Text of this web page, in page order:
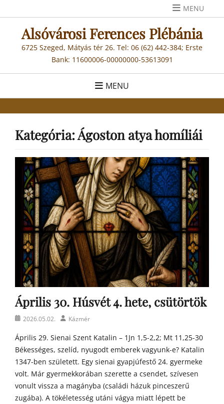
to
content
MENU
Alsóvárosi Ferences Plébánia
6725 Szeged, Mátyás tér 26. Tel: 06 (62) 442-384; Erste
Bank: 11600006-00000000-53613091
MENU
Kategória:Ágoston atya homíliái
Április 30. Húsvét 4. hete, csütörtök
Posted2026.05.02. AuthorKázmér
Április 29. Sienai Szent Katalin – 1Jn 1,5-2,2; Mt 11,25-30
Békességes, szelíd, nyugodt emberek vagyunk-e? Katalin
1347-ben született. Egy sienai gyapjúfestő 24. gyermeke
volt. Már gyermekkorában szerette a csendet, szívesen
vonult vissza a magányba (családi házuk pinceszerű
zugába). A tökéletesség utáni vágya miatt lépett be